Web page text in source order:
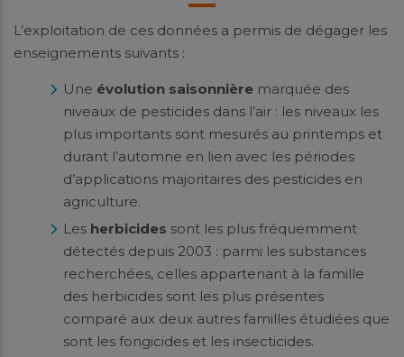
L’exploitation de ces données a permis de dégager les
enseignements suivants :
Une évolution saisonnière marquée des
niveaux de pesticides dans l’air : les niveaux les
plus importants sont mesurés au printemps et
durant l’automne en lien avec les périodes
d’applications majoritaires des pesticides en
agriculture.
Les herbicides sont les plus fréquemment
détectés depuis 2003 : parmi les substances
recherchées, celles appartenant à la famille
des herbicides sont les plus présentes
comparé aux deux autres familles étudiées que
sont les fongicides et les insecticides.